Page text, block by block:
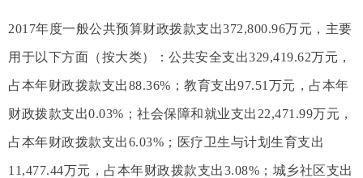
2017年度一般公共预算财政拨款支出372,800.96万元，主要
用于以下方面（按大类）：公共安全支出329,419.62万元，
占本年财政拨款支出88.36%；教育支出97.51万元，占本年
财政拨款支出0.03%；社会保障和就业支出22,471.99万元，
占本年财政拨款支出6.03%；医疗卫生与计划生育支出
11,477.44万元，占本年财政拨款支出3.08%；城乡社区支出